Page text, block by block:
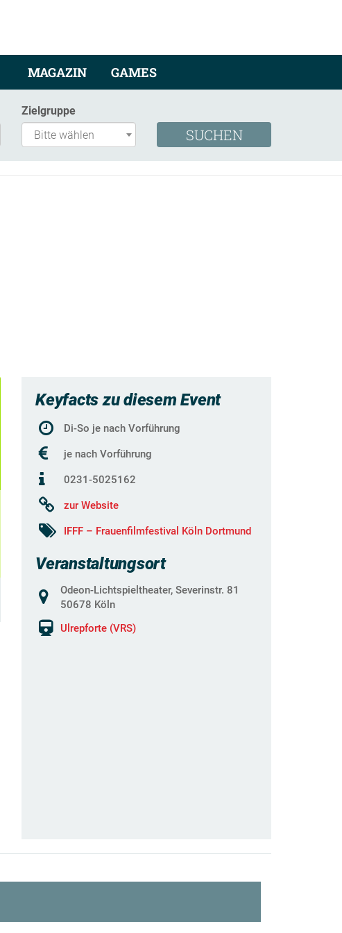
MAGAZIN GAMES
Zielgruppe
Keyfacts zu diesem Event
Di-So je nach Vorführung
je nach Vorführung
0231-5025162
zur Website
IFFF – Frauenfilmfestival Köln Dortmund
Veranstaltungsort
Odeon-Lichtspieltheater, Severinstr. 81
50678 Köln
Ulrepforte (VRS)